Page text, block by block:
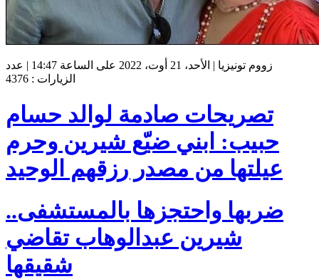
زووم تونيزيا | الأحد، 21 أوت، 2022 على الساعة 14:47 | عدد
الزيارات : 4376
تصريحات صادمة لوالد حسام
حبيب: ابني ضيّع شيرين وحرم
عيلتها من مصدر رزقهم الوحيد
ضربها واحتجزها بالمستشفى..
شيرين عبدالوهاب تقاضي
شقيقها